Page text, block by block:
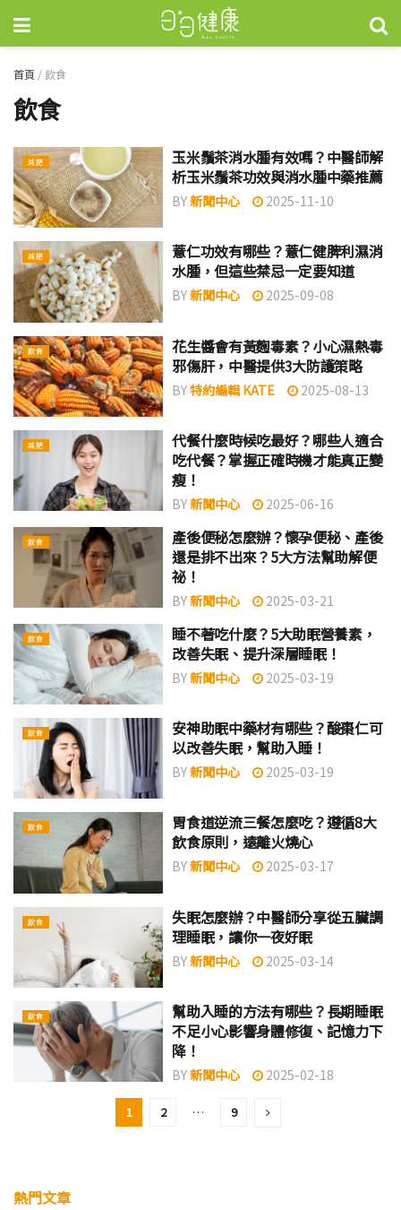
首頁 /飲食
飲食
減肥
玉米鬚茶消水腫有效嗎？中醫師解
析玉米鬚茶功效與消水腫中藥推薦
BY新聞中心 2025-11-10
減肥
薏仁功效有哪些？薏仁健脾利濕消
水腫，但這些禁忌一定要知道
BY新聞中心 2025-09-08
飲食
花生醬會有黃麴毒素？小心濕熱毒
邪傷肝，中醫提供3大防護策略
BY特約編輯 KATE 2025-08-13
減肥
代餐什麼時候吃最好？哪些人適合
吃代餐？掌握正確時機才能真正變
瘦！
BY新聞中心 2025-06-16
飲食
產後便秘怎麼辦？懷孕便秘、產後
還是排不出來？5大方法幫助解便
祕！
BY新聞中心 2025-03-21
飲食
睡不著吃什麼？5大助眠營養素，
改善失眠、提升深層睡眠！
BY新聞中心 2025-03-19
飲食
安神助眠中藥材有哪些？酸棗仁可
以改善失眠，幫助入睡！
BY新聞中心 2025-03-19
飲食
胃食道逆流三餐怎麼吃？遵循8大
飲食原則，遠離火燒心
BY新聞中心 2025-03-17
飲食
失眠怎麼辦？中醫師分享從五臟調
理睡眠，讓你一夜好眠
BY新聞中心 2025-03-14
飲食
幫助入睡的方法有哪些？長期睡眠
不足小心影響身體修復、記憶力下
降！
BY新聞中心 2025-02-18
1 2 … 9
熱門文章